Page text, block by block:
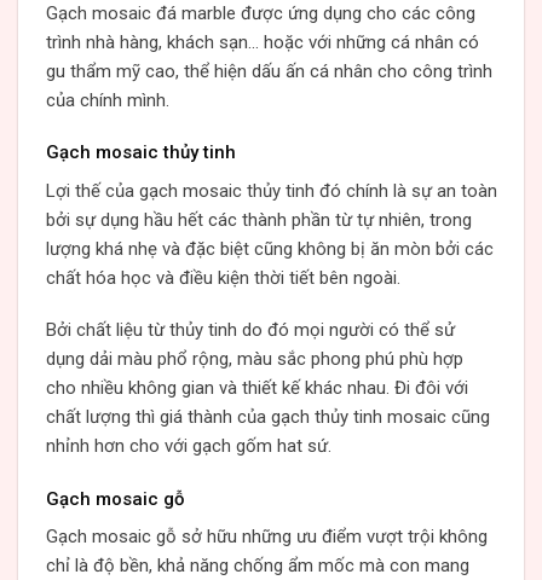
Gạch mosaic đá marble được ứng dụng cho các công
trình nhà hàng, khách sạn… hoặc với những cá nhân có
gu thẩm mỹ cao, thể hiện dấu ấn cá nhân cho công trình
của chính mình.
Gạch mosaic thủy tinh
Lợi thế của gạch mosaic thủy tinh đó chính là sự an toàn
bởi sự dụng hầu hết các thành phần từ tự nhiên, trong
lượng khá nhẹ và đặc biệt cũng không bị ăn mòn bởi các
chất hóa học và điều kiện thời tiết bên ngoài.
Bởi chất liệu từ thủy tinh do đó mọi người có thể sử
dụng dải màu phổ rộng, màu sắc phong phú phù hợp
cho nhiều không gian và thiết kế khác nhau. Đi đôi với
chất lượng thì giá thành của gạch thủy tinh mosaic cũng
nhỉnh hơn cho với gạch gốm hat sứ.
Gạch mosaic gỗ
Gạch mosaic gỗ sở hữu những ưu điểm vượt trội không
chỉ là độ bền, khả năng chống ẩm mốc mà con mang